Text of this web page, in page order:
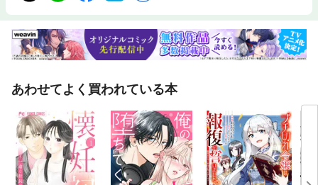
あわせてよく買われている本